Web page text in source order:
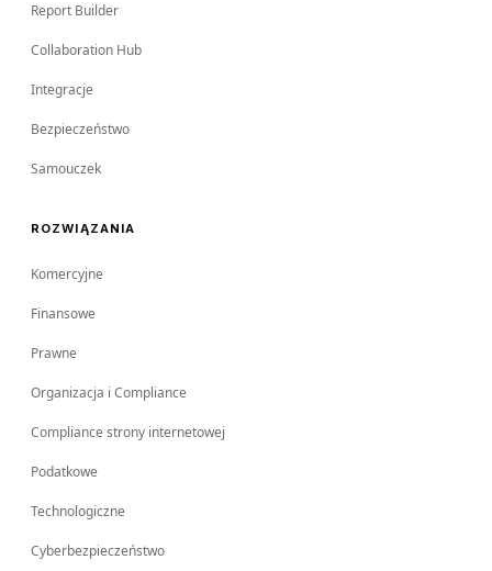
Report Builder
Collaboration Hub
Integracje
Bezpieczeństwo
Samouczek
ROZWIĄZANIA
Komercyjne
Finansowe
Prawne
Organizacja i Compliance
Compliance strony internetowej
Podatkowe
Technologiczne
Cyberbezpieczeństwo